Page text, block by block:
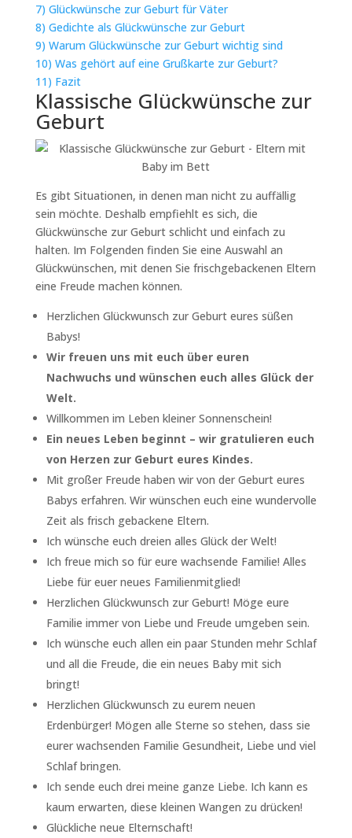
7) Glückwünsche zur Geburt für Väter
8) Gedichte als Glückwünsche zur Geburt
9) Warum Glückwünsche zur Geburt wichtig sind
10) Was gehört auf eine Grußkarte zur Geburt?
11) Fazit
Klassische Glückwünsche zur
Geburt
Es gibt Situationen, in denen man nicht zu auffällig
sein möchte. Deshalb empfiehlt es sich, die
Glückwünsche zur Geburt schlicht und einfach zu
halten. Im Folgenden finden Sie eine Auswahl an
Glückwünschen, mit denen Sie frischgebackenen Eltern
eine Freude machen können.
Herzlichen Glückwunsch zur Geburt eures süßen
Babys!
Wir freuen uns mit euch über euren
Nachwuchs und wünschen euch alles Glück der
Welt.
Willkommen im Leben kleiner Sonnenschein!
Ein neues Leben beginnt – wir gratulieren euch
von Herzen zur Geburt eures Kindes.
Mit großer Freude haben wir von der Geburt eures
Babys erfahren. Wir wünschen euch eine wundervolle
Zeit als frisch gebackene Eltern.
Ich wünsche euch dreien alles Glück der Welt!
Ich freue mich so für eure wachsende Familie! Alles
Liebe für euer neues Familienmitglied!
Herzlichen Glückwunsch zur Geburt! Möge eure
Familie immer von Liebe und Freude umgeben sein.
Ich wünsche euch allen ein paar Stunden mehr Schlaf
und all die Freude, die ein neues Baby mit sich
bringt!
Herzlichen Glückwunsch zu eurem neuen
Erdenbürger! Mögen alle Sterne so stehen, dass sie
eurer wachsenden Familie Gesundheit, Liebe und viel
Schlaf bringen.
Ich sende euch drei meine ganze Liebe. Ich kann es
kaum erwarten, diese kleinen Wangen zu drücken!
Glückliche neue Elternschaft!